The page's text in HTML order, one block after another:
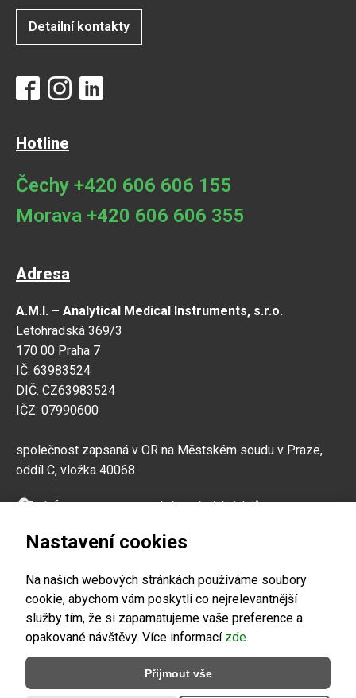
Detailní kontakty
Hotline
Čechy +420 606 606 155
Morava +420 606 606 355
Adresa
A.M.I. – Analytical Medical Instruments, s.r.o.
Letohradská 369/3
170 00 Praha 7
IČ: 63983524
DIČ: CZ63983524
IČZ: 07990600
společnost zapsaná v OR na Městském soudu v Praze,
oddíl C, vložka 40068
Informace o zpracování osobních údajů
Zpětný odběr vysloužilých elektrozařízení a baterií
Informace pro obchodní partnery A.M.I.
Information for A.M.I. business partners
Nastavení cookies
Na našich webových stránkách používáme soubory
cookie, abychom vám poskytli co nejrelevantnější
služby tím, že si zapamatujeme vaše preference a
opakované návštěvy. Více informací zde.
Přijmout vše